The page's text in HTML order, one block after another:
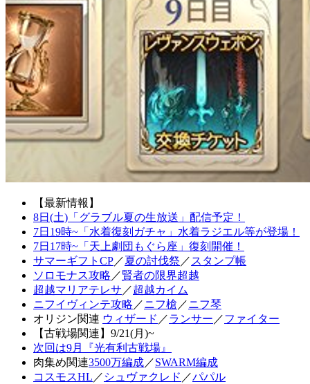
【最新情報】
8日(土)「グラブル夏の生放送」配信予定！
7日19時~「水着復刻ガチャ」水着ラジエル等が登場！
7日17時~「天上劇団もぐら座」復刻開催！
サマーギフトCP／夏の討伐祭 ／ スタンプ帳
ソロモナス攻略 ／賢者の限界超越
超越マリアテレサ ／超越カイム
ニフイヴィンテ攻略 ／ニフ槍 ／ニフ琴
オリジン関連 ウィザード ／ランサー ／ファイター
【古戦場関連】9/21(月)~
次回は9月『光有利古戦場』
肉集め関連3500万編成／SWARM編成
コスモスHL ／ シュヴァクレド ／パパル